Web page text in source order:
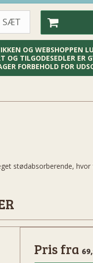
SÆT
OG WEBSHOPPEN
OG TILGODESEDLER ER
FORBEHOLD FOR
stødabsorberende,
Pris fra